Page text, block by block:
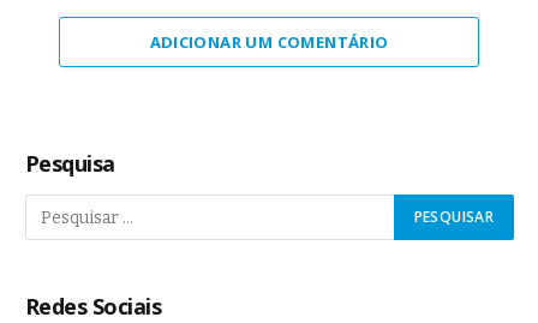
ADICIONAR UM COMENTÁRIO
Pesquisa
Redes Sociais